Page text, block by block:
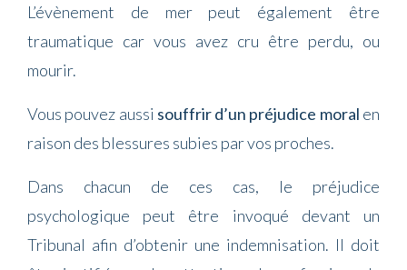
L’évènement de mer peut également être
traumatique car vous avez cru être perdu, ou
mourir.
Vous pouvez aussi souffrir d’un préjudice moral en
raison des blessures subies par vos proches.
Dans chacun de ces cas, le préjudice
psychologique peut être invoqué devant un
Tribunal afin d’obtenir une indemnisation. Il doit